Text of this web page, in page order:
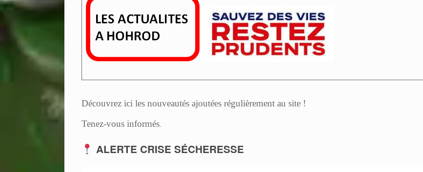
Découvrez ici les nouveautés ajoutées régulièrement au site !
Tenez-vous informés.
ALERTE CRISE SÉCHERESSE